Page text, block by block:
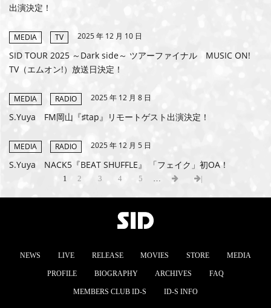
出演決定！
MEDIA TV 2025 年 12 月 10 日
SID TOUR 2025 ～Dark side～ ツアーファイナル MUSIC ON!
TV（エムオン!）放送日決定！
MEDIA RADIO 2025 年 12 月 8 日
S.Yuya FM岡山『♯tap』リモートゲスト出演決定！
MEDIA RADIO 2025 年 12 月 5 日
S.Yuya NACK5『BEAT SHUFFLE』 「フェイク」初OA！
1 2 3 4 5 |
NEWS LIVE RELEASE MOVIES STORE MEDIA
PROFILE BIOGRAPHY ARCHIVES FAQ
MEMBERS CLUB ID-S ID-S INFO